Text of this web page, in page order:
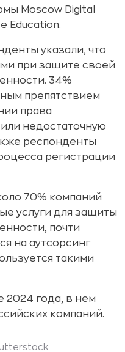
Moscow Digital
Education.
указали, что
при защите своей
34%
препятствием
права
недостаточную
респонденты
регистрации
70% компаний
услуги для защиты
почти
на аутсорсинг
такими
2024 года, в нем
компаний.